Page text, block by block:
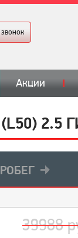
Акции
2.5
39988